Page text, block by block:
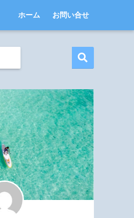
ホーム お問い合せ